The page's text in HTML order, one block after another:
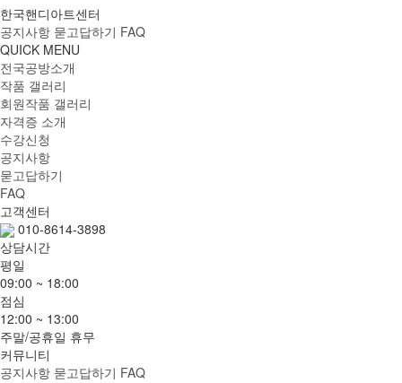
한국핸디아트센터
공지사항 묻고답하기 FAQ
QUICK MENU
전국공방소개
작품 갤러리
회원작품 갤러리
자격증 소개
수강신청
공지사항
묻고답하기
FAQ
고객센터
010-8614-3898
상담시간
평일
09:00 ~ 18:00
점심
12:00 ~ 13:00
주말/공휴일 휴무
커뮤니티
공지사항 묻고답하기 FAQ